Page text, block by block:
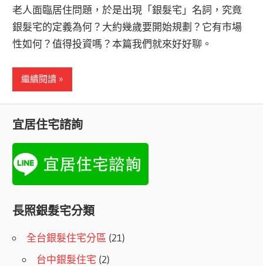
老人面臨居住問題，於是出現「銀髮宅」名詞，究竟
銀髮宅的定義為何？大約幾歲要開始規劃？它有市場
性如何？值得投資嗎？本篇我們就來好好聊。
繼續閱讀
宜居住宅諮詢
長照銀髮宅分類
全台銀髮住宅分區 (21)
台中銀髮住宅 (2)